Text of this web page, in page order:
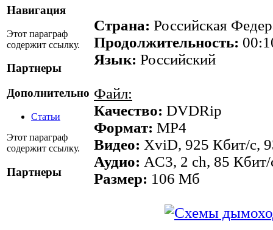
Навигация
Этот параграф
содержит ссылку.
Партнеры
Дополнительно
Статьи
Этот параграф
содержит ссылку.
Партнеры
Страна: Российская
Продолжительность:
Язык: Российский
Файл:
Качество: DVDRip
Формат: MР4
Видео: XviD, 925 Кбит/с,
Аудио: AC3, 2 ch, 85 Кбит/
Размер: 106 Мб